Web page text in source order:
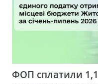
ФОП сплатили 1,1